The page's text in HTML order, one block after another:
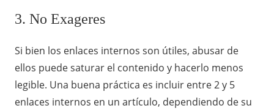
3. No Exageres
Si bien los enlaces internos son útiles, abusar de
ellos puede saturar el contenido y hacerlo menos
legible. Una buena práctica es incluir entre 2 y 5
enlaces internos en un artículo, dependiendo de su